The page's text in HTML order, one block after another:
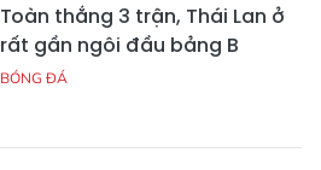
Toàn thắng 3 trận, Thái Lan ở
rất gần ngôi đầu bảng B
BÓNG ĐÁ